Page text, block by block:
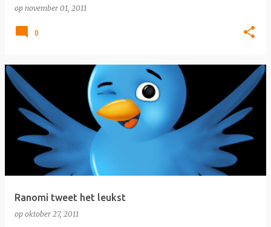
op november 01, 2011
0
Ranomi tweet het leukst
op oktober 27, 2011